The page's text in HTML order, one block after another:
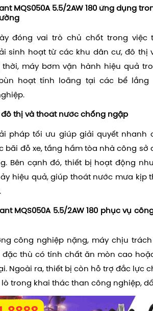
MQS050A 5.5/2AW 180 ứng dụng
đóng vai trò chủ chốt trong việc
sinh hoạt từ các khu dân cư, đô thị
máy bơm vận hành hiệu quả
hoạt tính loãng tại các bể lắng
thị và thoát nước chống ngập
pháp tối ưu giúp giải quyết nhanh
bãi đỗ xe, tầng hầm tòa nhà công sở
Bên cạnh đó, thiết bị hoạt động
hiệu quả, giúp thoát nước mưa kịp
MQS050A 5.5/2AW 180 phục vụ
công nghiệp nặng, máy chịu
đặc thù có tính chất ăn mòn cao
Ngoài ra, thiết bị còn hỗ trợ đắc lực
trong khai thác than công nghiệp,